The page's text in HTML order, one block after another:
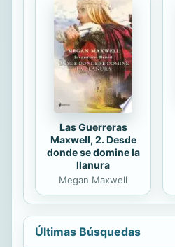
Las Guerreras
Maxwell, 2. Desde
donde se domine la
llanura
Megan Maxwell
Últimas Búsquedas